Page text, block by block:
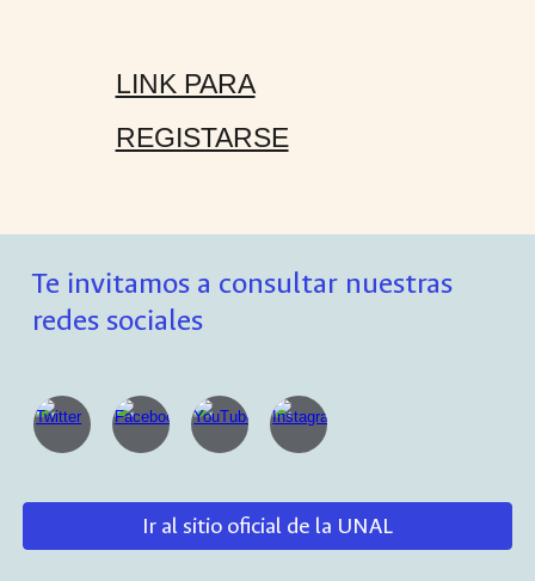
LINK PARA
REGISTARSE
Te invitamos a consultar nuestras
redes sociales
Ir al sitio oficial de la UNAL